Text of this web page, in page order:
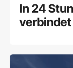
In 24